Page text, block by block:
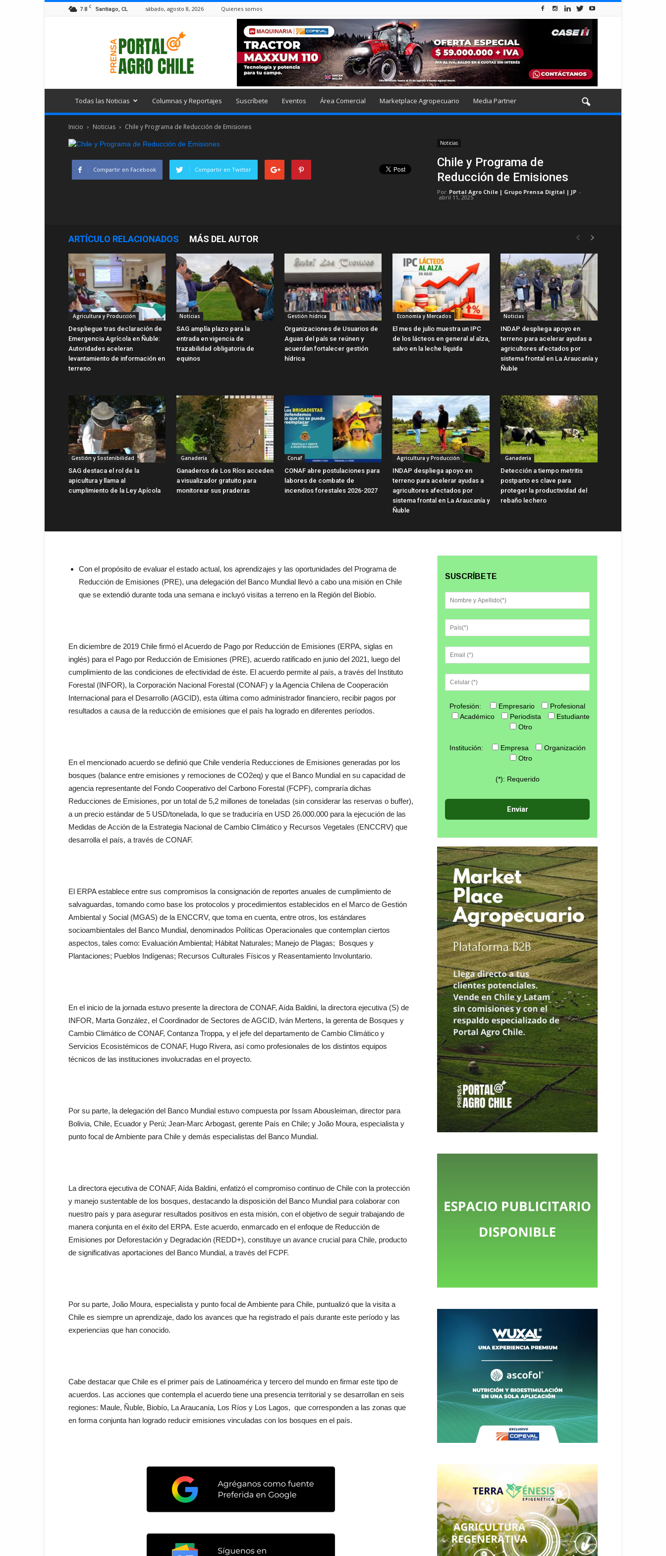
7.8 C Santiago, CL sábado, agosto 8, 2026 Quienes somos
Todas las Noticias Columnas y Reportajes Suscríbete Eventos Área Comercial Marketplace Agropecuario Media Partner
Inicio Noticias Chile y Programa de Reducción de Emisiones
Noticias
Chile y Programa de
Reducción de Emisiones
Por Portal Agro Chile | Grupo Prensa Digital | JP -
abril 11, 2025
Compartir en Facebook Compartir en Twitter
ARTÍCULO RELACIONADOS MÁS DEL AUTOR
Agricultura y Producción
Despliegue tras declaración de
Emergencia Agrícola en Ñuble:
Autoridades aceleran
levantamiento de información en
terreno
Noticias
SAG amplía plazo para la
entrada en vigencia de
trazabilidad obligatoria de
equinos
Gestión hídrica
Organizaciones de Usuarios de
Aguas del país se reúnen y
acuerdan fortalecer gestión
hídrica
Economía y Mercados
El mes de julio muestra un IPC
de los lácteos en general al alza,
salvo en la leche líquida
Noticias
INDAP despliega apoyo en
terreno para acelerar ayudas a
agricultores afectados por
sistema frontal en La Araucanía y
Ñuble
Gestión y Sostenibilidad
SAG destaca el rol de la
apicultura y llama al
cumplimiento de la Ley Apícola
Ganadería
Ganaderos de Los Ríos acceden
a visualizador gratuito para
monitorear sus praderas
Conaf
CONAF abre postulaciones para
labores de combate de
incendios forestales 2026-2027
Agricultura y Producción
INDAP despliega apoyo en
terreno para acelerar ayudas a
agricultores afectados por
sistema frontal en La Araucanía y
Ñuble
Ganadería
Detección a tiempo metritis
postparto es clave para
proteger la productividad del
rebaño lechero
Con el propósito de evaluar el estado actual, los aprendizajes y las oportunidades del Programa de
Reducción de Emisiones (PRE), una delegación del Banco Mundial llevó a cabo una misión en Chile
que se extendió durante toda una semana e incluyó visitas a terreno en la Región del Biobío.
En diciembre de 2019 Chile firmó el Acuerdo de Pago por Reducción de Emisiones (ERPA, siglas en
inglés) para el Pago por Reducción de Emisiones (PRE), acuerdo ratificado en junio del 2021, luego del
cumplimiento de las condiciones de efectividad de éste. El acuerdo permite al país, a través del Instituto
Forestal (INFOR), la Corporación Nacional Forestal (CONAF) y la Agencia Chilena de Cooperación
Internacional para el Desarrollo (AGCID), esta última como administrador financiero, recibir pagos por
resultados a causa de la reducción de emisiones que el país ha logrado en diferentes períodos.
En el mencionado acuerdo se definió que Chile vendería Reducciones de Emisiones generadas por los
bosques (balance entre emisiones y remociones de CO2eq) y que el Banco Mundial en su capacidad de
agencia representante del Fondo Cooperativo del Carbono Forestal (FCPF), compraría dichas
Reducciones de Emisiones, por un total de 5,2 millones de toneladas (sin considerar las reservas o buffer),
a un precio estándar de 5 USD/tonelada, lo que se traduciría en USD 26.000.000 para la ejecución de las
Medidas de Acción de la Estrategia Nacional de Cambio Climático y Recursos Vegetales (ENCCRV) que
desarrolla el país, a través de CONAF.
El ERPA establece entre sus compromisos la consignación de reportes anuales de cumplimiento de
salvaguardas, tomando como base los protocolos y procedimientos establecidos en el Marco de Gestión
Ambiental y Social (MGAS) de la ENCCRV, que toma en cuenta, entre otros, los estándares
socioambientales del Banco Mundial, denominados Políticas Operacionales que contemplan ciertos
aspectos, tales como: Evaluación Ambiental; Hábitat Naturales; Manejo de Plagas; Bosques y
Plantaciones; Pueblos Indígenas; Recursos Culturales Físicos y Reasentamiento Involuntario.
En el inicio de la jornada estuvo presente la directora de CONAF, Aída Baldini, la directora ejecutiva (S) de
INFOR, Marta González, el Coordinador de Sectores de AGCID, Iván Mertens, la gerenta de Bosques y
Cambio Climático de CONAF, Contanza Troppa, y el jefe del departamento de Cambio Climático y
Servicios Ecosistémicos de CONAF, Hugo Rivera, así como profesionales de los distintos equipos
técnicos de las instituciones involucradas en el proyecto.
Por su parte, la delegación del Banco Mundial estuvo compuesta por Issam Abousleiman, director para
Bolivia, Chile, Ecuador y Perú; Jean-Marc Arbogast, gerente País en Chile; y João Moura, especialista y
punto focal de Ambiente para Chile y demás especialistas del Banco Mundial.
La directora ejecutiva de CONAF, Aída Baldini, enfatizó el compromiso continuo de Chile con la protección
y manejo sustentable de los bosques, destacando la disposición del Banco Mundial para colaborar con
nuestro país y para asegurar resultados positivos en esta misión, con el objetivo de seguir trabajando de
manera conjunta en el éxito del ERPA. Este acuerdo, enmarcado en el enfoque de Reducción de
Emisiones por Deforestación y Degradación (REDD+), constituye un avance crucial para Chile, producto
de significativas aportaciones del Banco Mundial, a través del FCPF.
Por su parte, João Moura, especialista y punto focal de Ambiente para Chile, puntualizó que la visita a
Chile es siempre un aprendizaje, dado los avances que ha registrado el país durante este período y las
experiencias que han conocido.
Cabe destacar que Chile es el primer país de Latinoamérica y tercero del mundo en firmar este tipo de
acuerdos. Las acciones que contempla el acuerdo tiene una presencia territorial y se desarrollan en seis
regiones: Maule, Ñuble, Biobío, La Araucanía, Los Ríos y Los Lagos, que corresponden a las zonas que
en forma conjunta han logrado reducir emisiones vinculadas con los bosques en el país.
SUSCRÍBETE
Profesión: Empresario
Profesional
Académico
Periodista
Estudiante
Otro
Institución: Empresa
Organización
Otro
(*): Requerido